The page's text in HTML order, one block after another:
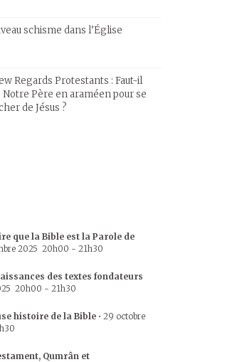
schisme dans l’Église
Regards Protestants : Faut-il
Père en araméen pour se
de Jésus ?
que la Bible est la Parole de
2025 20h00 - 21h30
des textes fondateurs
20h00 - 21h30
histoire de la Bible • 29 octobre
Qumrân et